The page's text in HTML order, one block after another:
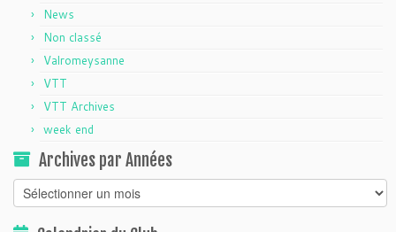
News
Non classé
Valromeysanne
VTT
VTT Archives
week end
Archives par Années
Archives
par
Années